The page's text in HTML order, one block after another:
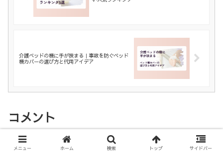
介護ベッドの柵に手が挟まる｜事故を防ぐベッド
柵カバーの選び方と代用アイデア
コメント
コメントを書き込む
メニュー ホーム 検索 トップ サイドバー